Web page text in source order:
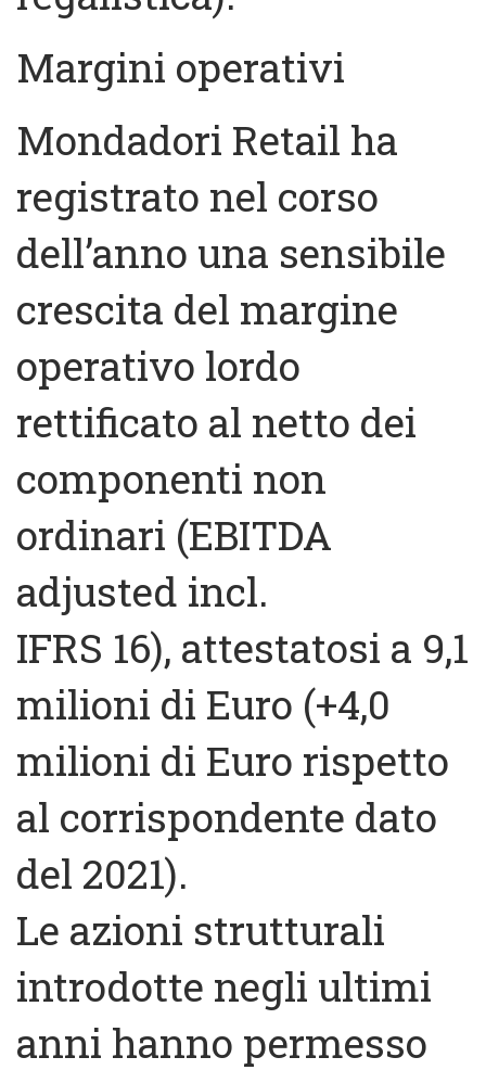
Margini operativi
Mondadori Retail ha
registrato nel corso
dell’anno una sensibile
crescita del margine
operativo lordo
rettificato al netto dei
componenti non
ordinari (EBITDA
adjusted incl.
IFRS 16), attestatosi a 9,1
milioni di Euro (+4,0
milioni di Euro rispetto
al corrispondente dato
del 2021).
Le azioni strutturali
introdotte negli ultimi
anni hanno permesso